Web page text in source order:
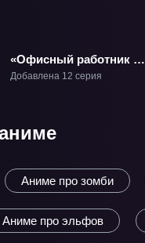
«Офисный работник из
Африки» ТВ-1
Добавлена 12 серия
Аниме про зомби
Аниме про эльфов